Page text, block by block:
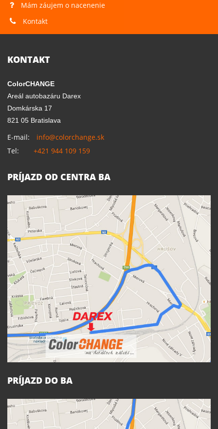
Mám záujem o nacenenie
Kontakt
KONTAKT
ColorCHANGE
Areál autobazáru Darex
Domkárska 17
821 05 Bratislava
E-mail:
info@colorchange.sk
Tel:
+421 944 109 159
PRÍJAZD OD CENTRA BA
PRÍJAZD DO BA